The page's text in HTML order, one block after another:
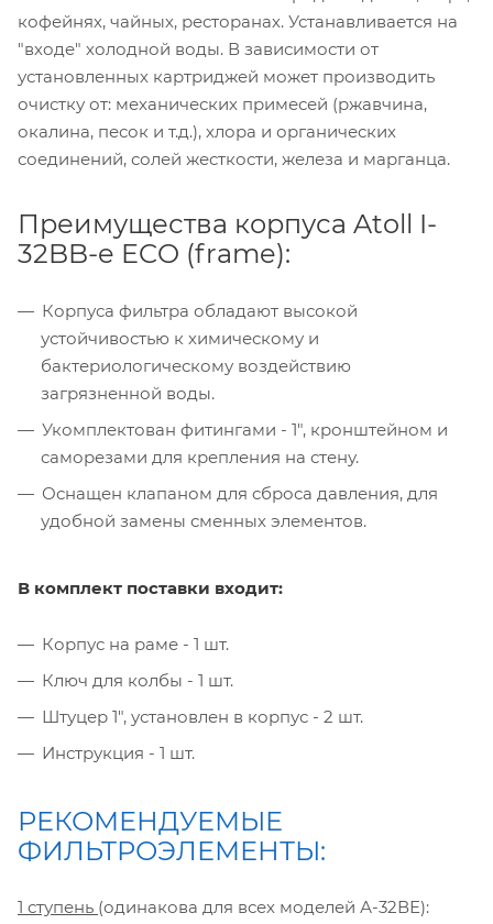
кофейнях, чайных, ресторанах. Устанавливается на
"входе" холодной воды. В зависимости от
установленных картриджей может производить
очистку от: механических примесей (ржавчина,
окалина, песок и т.д.), хлора и органических
соединений, солей жесткости, железа и марганца.
Преимущества корпуса Atoll I-
32BB-e ECO (frame):
Корпуса фильтра обладают высокой
устойчивостью к химическому и
бактериологическому воздействию
загрязненной воды.
Укомплектован фитингами - 1", кронштейном и
саморезами для крепления на стену.
Оснащен клапаном для сброса давления, для
удобной замены сменных элементов.
В комплект поставки входит:
Корпус на раме - 1 шт.
Ключ для колбы - 1 шт.
Штуцер 1", установлен в корпус - 2 шт.
Инструкция - 1 шт.
РЕКОМЕНДУЕМЫЕ
ФИЛЬТРОЭЛЕМЕНТЫ:
1 ступень (одинакова для всех моделей А-32ВЕ):